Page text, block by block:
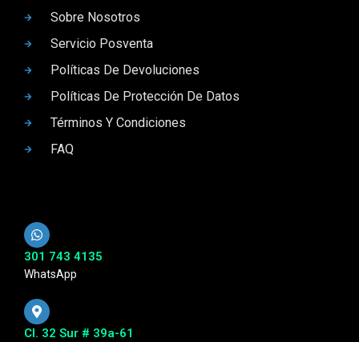
Sobre Nosotros
Servicio Posventa
Políticas De Devoluciones
Políticas De Protección De Datos
Términos Y Condiciones
FAQ
301 743 4135
WhatsApp
Cl. 32 Sur # 39a-61